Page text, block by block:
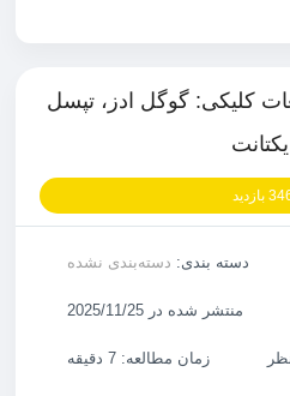
کلیکی: گوگل ادز، تپسل
دسته بندی: دسته‌بندی نشده
منتشر شده در 2025/11/25
زمان مطالعه: 7 دقیقه